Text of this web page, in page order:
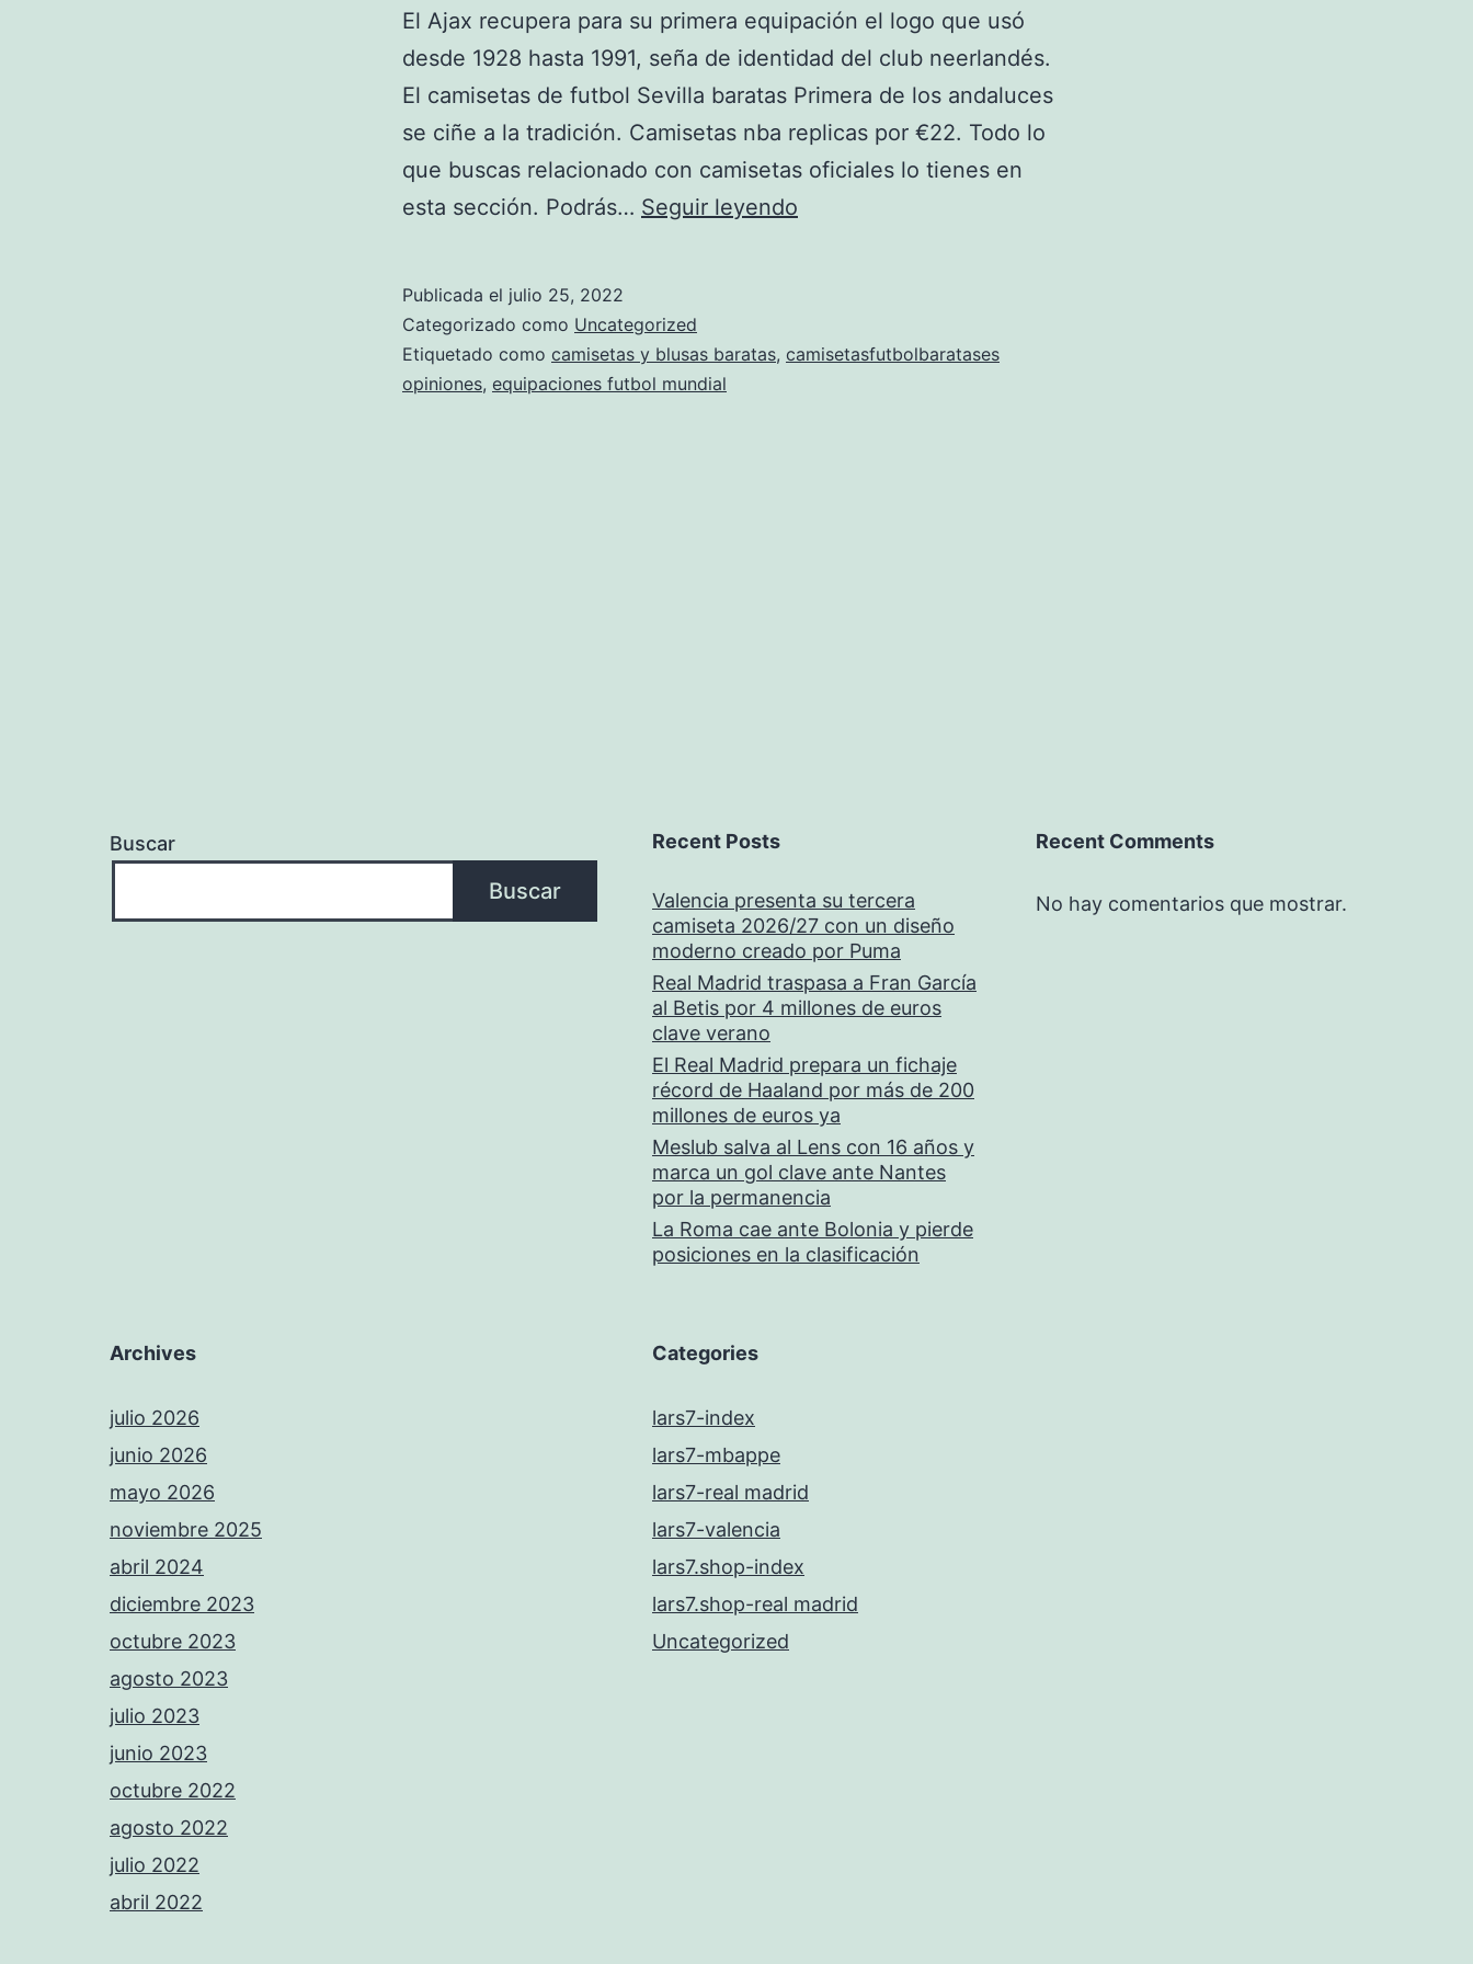
El Ajax recupera para su primera equipación el logo que usó
desde 1928 hasta 1991, seña de identidad del club neerlandés.
El camisetas de futbol Sevilla baratas Primera de los andaluces
se ciñe a la tradición. Camisetas nba replicas por €22. Todo lo
que buscas relacionado con camisetas oficiales lo tienes en
esta sección. Podrás… Seguir leyendo
–
Publicada el julio 25, 2022
Categorizado como Uncategorized
Etiquetado como camisetas y blusas baratas, camisetasfutbolbaratases
opiniones, equipaciones futbol mundial
Buscar
Buscar
Recent Posts
Valencia presenta su tercera
camiseta 2026/27 con un diseño
moderno creado por Puma
Real Madrid traspasa a Fran García
al Betis por 4 millones de euros
clave verano
El Real Madrid prepara un fichaje
récord de Haaland por más de 200
millones de euros ya
Meslub salva al Lens con 16 años y
marca un gol clave ante Nantes
por la permanencia
La Roma cae ante Bolonia y pierde
posiciones en la clasificación
Recent Comments
No hay comentarios que mostrar.
Archives
julio 2026
junio 2026
mayo 2026
noviembre 2025
abril 2024
diciembre 2023
octubre 2023
agosto 2023
julio 2023
junio 2023
octubre 2022
agosto 2022
julio 2022
abril 2022
Categories
lars7-index
lars7-mbappe
lars7-real madrid
lars7-valencia
lars7.shop-index
lars7.shop-real madrid
Uncategorized